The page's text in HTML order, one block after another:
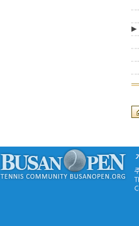
▶